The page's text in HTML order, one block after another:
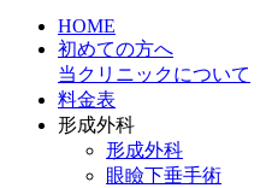
HOME
初めての方へ
当クリニックについて
料金表
形成外科
形成外科
眼瞼下垂手術